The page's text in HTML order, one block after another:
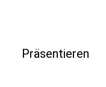
Präsentieren